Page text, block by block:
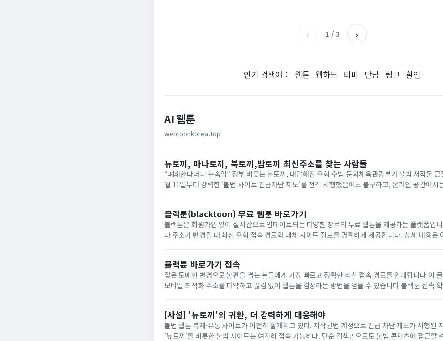
‹ 1 / 3 ›
인기 검색어： 웹툰 웹하드 티비 만남 링크 할인
AI 웹툰
webtoonkorea.top
뉴토끼, 마나토끼, 북토끼,밤토끼 최신주소를 찾는 사람들
“폐쇄한다더니 눈속임” 정부 비웃는 뉴토끼, 대담해진 우회 수법 문화체육관광부가 불법 저작물
월 11일부터 강력한 ‘불법 사이트 긴급차단 제도’를 전격 시행했음에도 불구하고, 온라인 공간에서
블랙툰(blacktoon) 무료 웹툰 바로가기
블랙툰은 회원가입 없이 실시간으로 업데이트되는 다양한 장르의 무료 웹툰을 제공하는 플랫폼입니다. 접속이 차단
나 주소가 변경될 때 최신 우회 접속 경로와 대체 사이트 정보를 명확하게 제공합니다. 상세 내용은 아래에서 확인하세요.
블랙튠 바로가기 접속
잦은 도메인 변경으로 불편을 겪는 분들에게 가장 빠르고 정확한 최신 접속 경로를 안내합니다 이 글을 통해 현재 유효한
모바일 최적화 주소를 파악하고 끊김 없이 웹툰을 감상하는 방법을 얻을 수 있습니다 블랙튠 접속 확인하기 구분내용제
[사설] '뉴토끼'의 귀환, 더 강력하게 대응해야
불법 웹툰 복제·유통 사이트가 여전히 활개치고 있다. 저작권법 개정으로 긴급 차단 제도가 시행된
'뉴토끼'를 비롯한 불법 사이트는 여전히 접속 가능하다. 단순 검색만으로도 불법 콘텐츠에 접근할